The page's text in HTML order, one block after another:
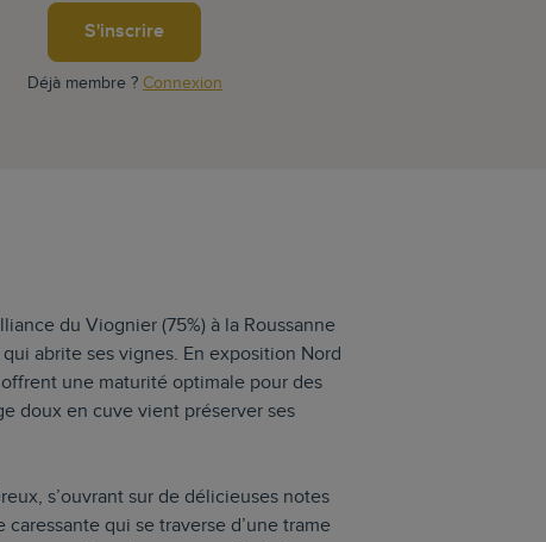
S'inscrire
Déjà membre ? Connexion
du Viognier (75%) à la Roussanne
abrite ses vignes. En exposition Nord
une maturité optimale pour des
doux en cuve vient préserver ses
s’ouvrant sur de délicieuses notes
qui se traverse d’une trame